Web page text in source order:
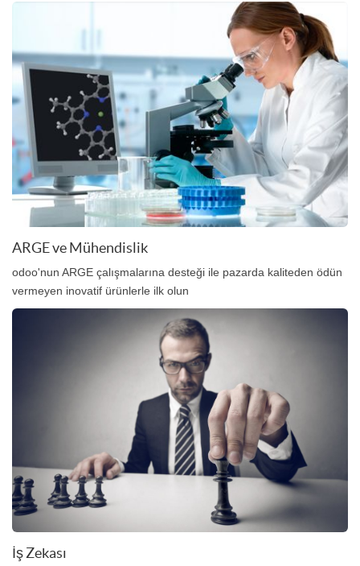
ARGE ve Mühendislik
odoo'nun ARGE çalışmalarına desteği ile pazarda kaliteden ödün
vermeyen inovatif ürünlerle ilk olun
İş Zekası